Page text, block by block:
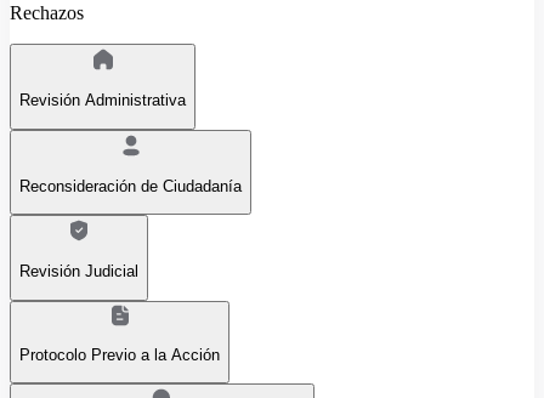
Rechazos
Revisión Administrativa
Reconsideración de Ciudadanía
Revisión Judicial
Protocolo Previo a la Acción